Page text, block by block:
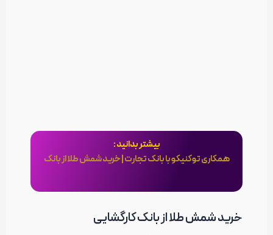
بیشتر بدانید :
همکاری توکنیکو با بانک تجارت | خرید شمش طلا از بانک
خرید شمش طلا از بانک کارگشایی